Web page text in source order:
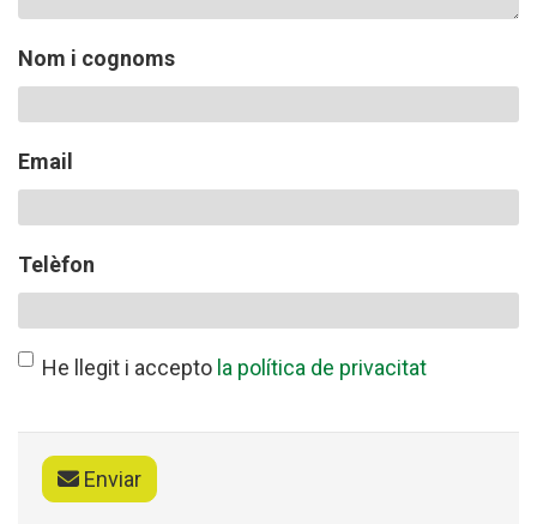
Nom i cognoms
Email
Telèfon
He llegit i accepto la política de privacitat
Enviar
CONEIX FUNDESPLAI
La Fundació
Missió i valors
Els comptes clars
Memòria d'activitats